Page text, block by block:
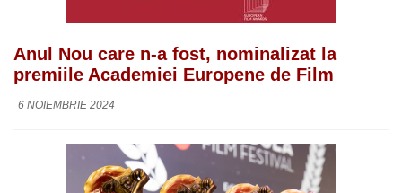
Anul Nou care n-a fost, nominalizat la
premiile Academiei Europene de Film
6 NOIEMBRIE 2024